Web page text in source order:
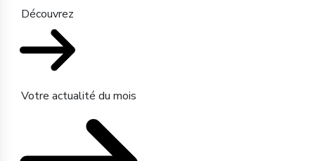
Découvrez
Votre actualité du mois